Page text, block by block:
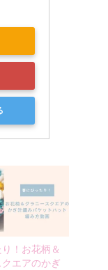
！お花柄＆
エアのかぎ